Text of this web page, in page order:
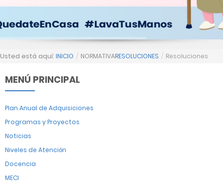
Usted está aquí: INICIO / NORMATIVARESOLUCIONES / Resoluciones
MENÚ PRINCIPAL
Plan Anual de Adquisiciones
Programas y Proyectos
Noticias
Niveles de Atención
Docencia
MECI